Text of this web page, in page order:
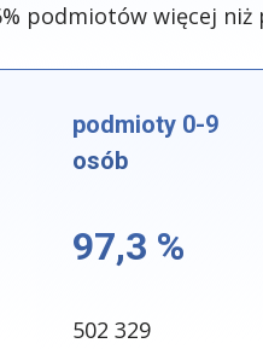
podmiotów więcej niż
podmioty 0-9
osób
97,3 %
502 329